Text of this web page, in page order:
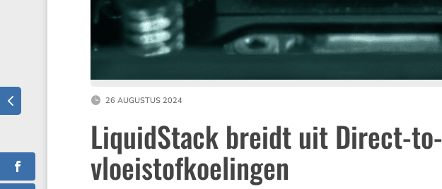
26 AUGUSTUS 2024
LiquidStack breidt uit Direct-
vloeistofkoelingen